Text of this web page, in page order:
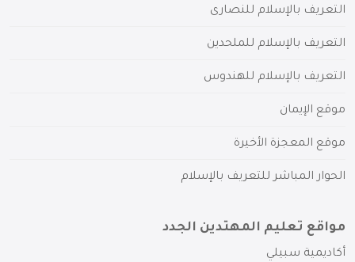
التعريف بالإسلام للنصارى
التعريف بالإسلام للملحدين
التعريف بالإسلام للهندوس
موقع الإيمان
موقع المعجزة الأخيرة
الحوار المباشر للتعريف بالإسلام
مواقع تعليم المهتدين الجدد
أكاديمية سبيلي